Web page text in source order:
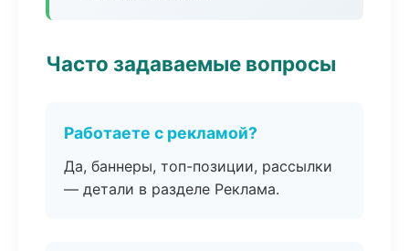
Часто задаваемые вопросы
Работаете с рекламой?
Да, баннеры, топ-позиции, рассылки
— детали в разделе Реклама.